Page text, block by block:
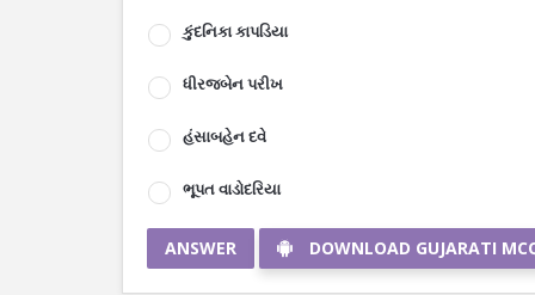
કુંદનિકા કાપડિયા
ધીરજબેન પરીખ
હંસાબહેન દવે
ભૂપત વાડોદરિયા
ANSWER DOWNLOAD GUJARATI